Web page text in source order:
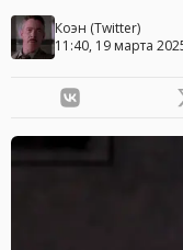
Коэн (Twitter)
11:40, 19 марта